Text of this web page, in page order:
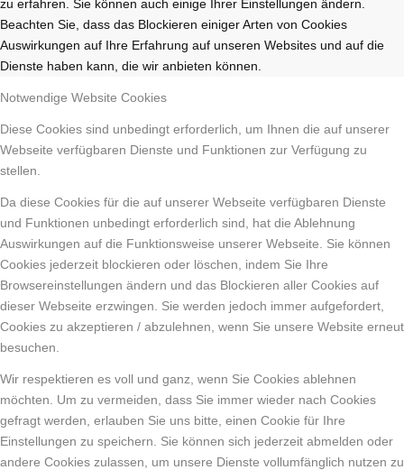
zu erfahren. Sie können auch einige Ihrer Einstellungen ändern.
Beachten Sie, dass das Blockieren einiger Arten von Cookies
Auswirkungen auf Ihre Erfahrung auf unseren Websites und auf die
Dienste haben kann, die wir anbieten können.
Notwendige Website Cookies
Diese Cookies sind unbedingt erforderlich, um Ihnen die auf unserer
Webseite verfügbaren Dienste und Funktionen zur Verfügung zu
stellen.
Da diese Cookies für die auf unserer Webseite verfügbaren Dienste
und Funktionen unbedingt erforderlich sind, hat die Ablehnung
Auswirkungen auf die Funktionsweise unserer Webseite. Sie können
Cookies jederzeit blockieren oder löschen, indem Sie Ihre
Browsereinstellungen ändern und das Blockieren aller Cookies auf
dieser Webseite erzwingen. Sie werden jedoch immer aufgefordert,
Cookies zu akzeptieren / abzulehnen, wenn Sie unsere Website erneut
besuchen.
Wir respektieren es voll und ganz, wenn Sie Cookies ablehnen
möchten. Um zu vermeiden, dass Sie immer wieder nach Cookies
gefragt werden, erlauben Sie uns bitte, einen Cookie für Ihre
Einstellungen zu speichern. Sie können sich jederzeit abmelden oder
andere Cookies zulassen, um unsere Dienste vollumfänglich nutzen zu